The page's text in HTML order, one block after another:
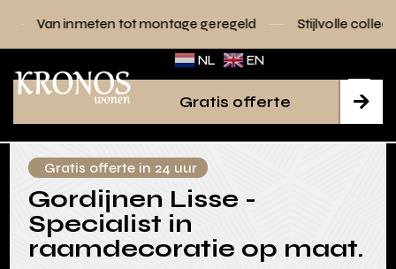
tot montage geregeld Stijlvolle collecties voor elk
NL EN

Gratis offerte
Gratis offerte in 24 uur
Gordijnen Lisse -
Specialist in
raamdecoratie op maat.